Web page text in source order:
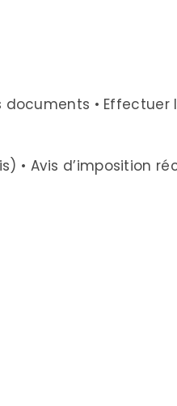
documents •
• Avis d’imposition